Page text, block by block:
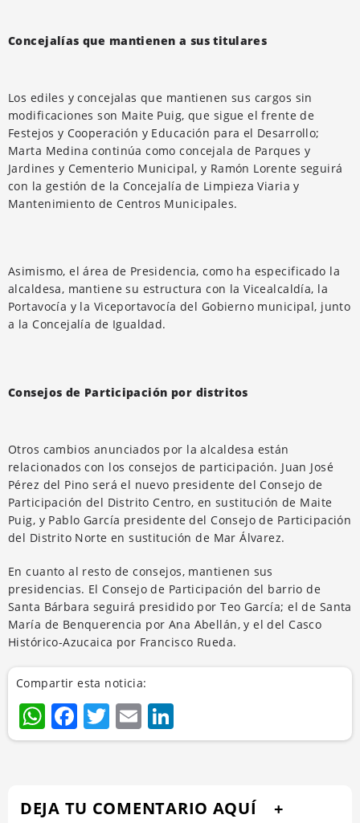
Concejalías que mantienen a sus titulares
Los ediles y concejalas que mantienen sus cargos sin
modificaciones son Maite Puig, que sigue el frente de
Festejos y Cooperación y Educación para el Desarrollo;
Marta Medina continúa como concejala de Parques y
Jardines y Cementerio Municipal, y Ramón Lorente seguirá
con la gestión de la Concejalía de Limpieza Viaria y
Mantenimiento de Centros Municipales.
Asimismo, el área de Presidencia, como ha especificado la
alcaldesa, mantiene su estructura con la Vicealcaldía, la
Portavocía y la Viceportavocía del Gobierno municipal, junto
a la Concejalía de Igualdad.
Consejos de Participación por distritos
Otros cambios anunciados por la alcaldesa están
relacionados con los consejos de participación. Juan José
Pérez del Pino será el nuevo presidente del Consejo de
Participación del Distrito Centro, en sustitución de Maite
Puig, y Pablo García presidente del Consejo de Participación
del Distrito Norte en sustitución de Mar Álvarez.
En cuanto al resto de consejos, mantienen sus
presidencias. El Consejo de Participación del barrio de
Santa Bárbara seguirá presidido por Teo García; el de Santa
María de Benquerencia por Ana Abellán, y el del Casco
Histórico-Azucaica por Francisco Rueda.
Compartir esta noticia:
WhatsApp
Facebook
Twitter
Email
DEJA TU COMENTARIO AQUÍ